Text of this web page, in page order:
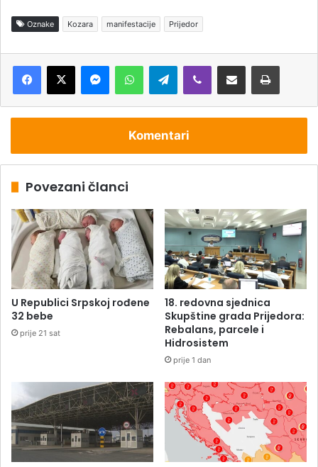
Oznake Kozara manifestacije Prijedor
Telegram
Komentari
Povezani članci
U Republici Srpskoj rođene
32 bebe
prije 21 sat
18. redovna sjednica
Skupštine grada Prijedora:
Rebalans, parcele i
Hidrosistem
prije 1 dan